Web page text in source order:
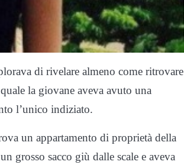
di rivelare almeno come ritrovare
la giovane aveva avuto una
l’unico indiziato.
un appartamento di proprietà della
grosso sacco giù dalle scale e aveva